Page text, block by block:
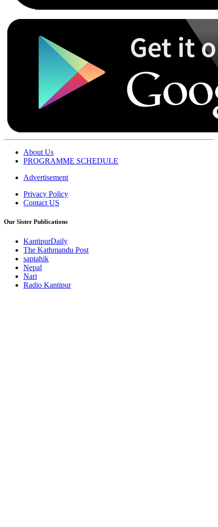
About Us
PROGRAMME SCHEDULE
Advertisement
Privacy Policy
Contact US
Our Sister Publications
KantipurDaily
The Kathmandu Post
saptahik
Nepal
Nari
Radio Kantipur